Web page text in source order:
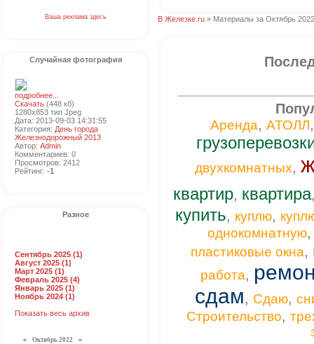
Ваша реклама здесь
Случайная фотография
подробнее...
Скачать (448 кб)
1280x853 тип Jpeg
Дата: 2013-09-03 14:31:55
Категория: День города
Железнодорожный 2013
Автор: Admin
Комментариев: 0
Просмотров: 2412
Рейтинг: -1
Разное
Сентябрь 2025 (1)
Август 2025 (1)
Март 2025 (1)
Февраль 2025 (4)
Январь 2025 (1)
Ноябрь 2024 (1)
Показать весь архив
« Октябрь 2022 »
В Железке.ru » Материалы за Октябрь
Аренда, АТОЛЛ
двухкомнатных,
квартир, квартира
купить, куплю,
однокомнатную
пластиковые окна,
работа,
сдам, Сдаю,
Строительство,